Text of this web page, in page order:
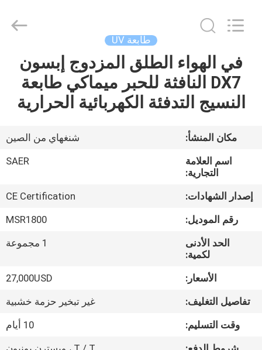
منزل
المنتجات
أشرطة
فيديو
حول
جولة
المعمل
ضبط
Supplier
Reserved.
طابعة UV
في الهواء الطلق المزدوج إبسون
DX7 النافثة للحبر ميماكي طابعة
النسيج التدفئة الكهربائية الحرارية
مكان المنشأ:
شنغهاي من الصين
اسم العلامة
التجارية:
SAER
إصدار الشهادات:
CE Certification
رقم الموديل:
MSR1800
الحد الأدنى
لكمية:
1 مجموعة
الأسعار:
27,000USD
تفاصيل التغليف:
غير تبخير حزمة خشبية
وقت التسليم:
10 أيام